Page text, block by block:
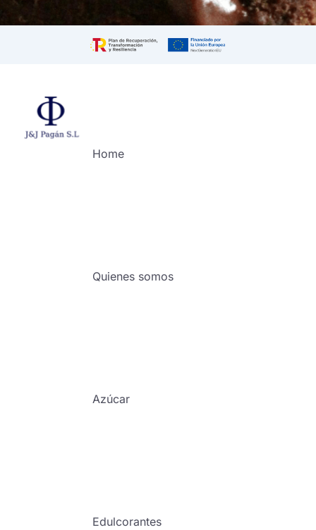
Home
Quienes somos
Azúcar
Edulcorantes